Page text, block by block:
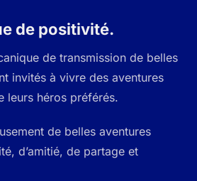
de positivité.
de transmission de belles
invités à vivre des aventures
leurs héros préférés.
de belles aventures
d’amitié, de partage et